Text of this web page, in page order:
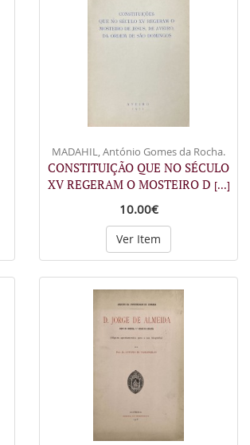
MADAHIL, António Gomes da Rocha.
CONSTITUIÇÃO QUE NO SÉCULO
XV REGERAM O MOSTEIRO D [...]
10.00€
Ver Item